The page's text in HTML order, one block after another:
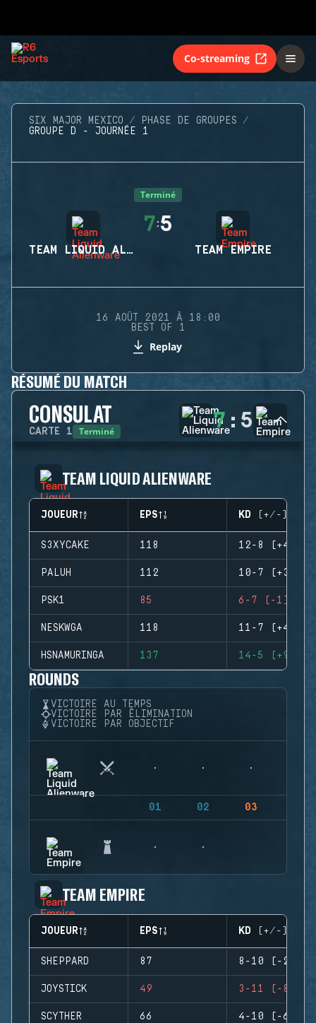
Co-streaming
SIX MAJOR MEXICO
PHASE DE GROUPES
GROUPE D - JOURNÉE 1
Terminé
TEAM LIQUID ALIENWARE
7:5
TEAM EMPIRE
16 AOÛT 2021 À 18:00
BEST OF 1
Replay
RÉSUMÉ DU MATCH
CONSULAT
CARTE 1 Terminé 7 : 5
TEAM LIQUID ALIENWARE
JOUEUR EPS KD (+/-)
S3XYCAKE 118 12-8 (+4)
PALUH 112 10-7 (+3)
PSK1 85 6-7 (-1)
NESKWGA 118 11-7 (+4)
HSNAMURINGA 137 14-5 (+9)
ROUNDS
VICTOIRE AU TEMPS
VICTOIRE PAR ÉLIMINATION
VICTOIRE PAR OBJECTIF
01 02 03
TEAM EMPIRE
JOUEUR EPS KD (+/-)
SHEPPARD 87 8-10 (-2)
JOYSTICK 49 3-11 (-8)
SCYTHER 66 4-10 (-6)